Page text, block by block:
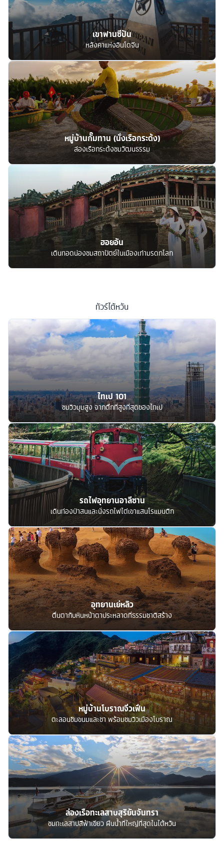
เขาฟานซีปัน
หลังคาแห่งอินโดจีน
หมู่บ้านกั๊มทาน (นั่งเรือกระด้ง)
ล่องเรือกระด้งชมวัฒนธรรม
ฮอยอัน
เดินทอดน่องชมสถาปัตย์ในเมืองเก่ามรดกโลก
ทัวร์ไต้หวัน
ไทเป 101
ชมวิวมุมสูง จากตึกที่สูงที่สุดของไทเป
รถไฟอุทยานอาลีซาน
เดินท่องป่าสนและนั่งรถไฟไต่เขาแสนโรแมนติก
อุทยานเย่หลิว
ตื่นตากับหินหน้าตาประหลาดที่ธรรมชาติสร้าง
หมู่บ้านโบราณจิ่วเฟิ่น
ตะลอนชิมขนมและชา พร้อมชมวิวเมืองโบราณ
ล่องเรือทะเลสาบสุริยันจันทรา
ชมทะเลสาปสีฟ้าเขียว ผืนน้ำที่ใหญ่ที่สุดในไต้หวัน